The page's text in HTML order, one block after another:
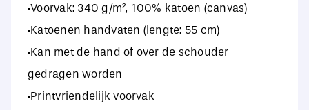
·Voorvak: 340 g/m², 100% katoen (canvas)
·Katoenen handvaten (lengte: 55 cm)
·Kan met de hand of over de schouder
gedragen worden
·Printvriendelijk voorvak